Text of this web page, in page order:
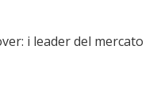
i leader del mercato